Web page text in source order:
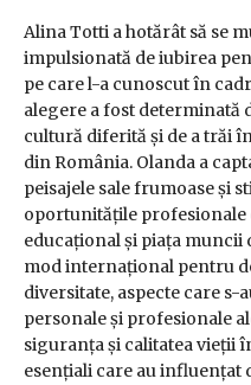
Alina Totti a hotărât să se
impulsionată de iubirea
pe care l-a cunoscut în
alegere a fost determinată
cultură diferită și de a trăi
din România. Olanda a
peisajele sale frumoase și
oportunitățile profesionale
educațional și piața muncii
mod internațional pentru
diversitate, aspecte care s-
personale și profesionale
siguranța și calitatea vieții
esențiali care au influențat